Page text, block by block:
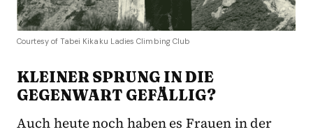
Courtesy of Tabei Kikaku Ladies Climbing Club
KLEINER SPRUNG IN DIE
GEGENWART GEFÄLLIG?
Auch heute noch haben es Frauen in der